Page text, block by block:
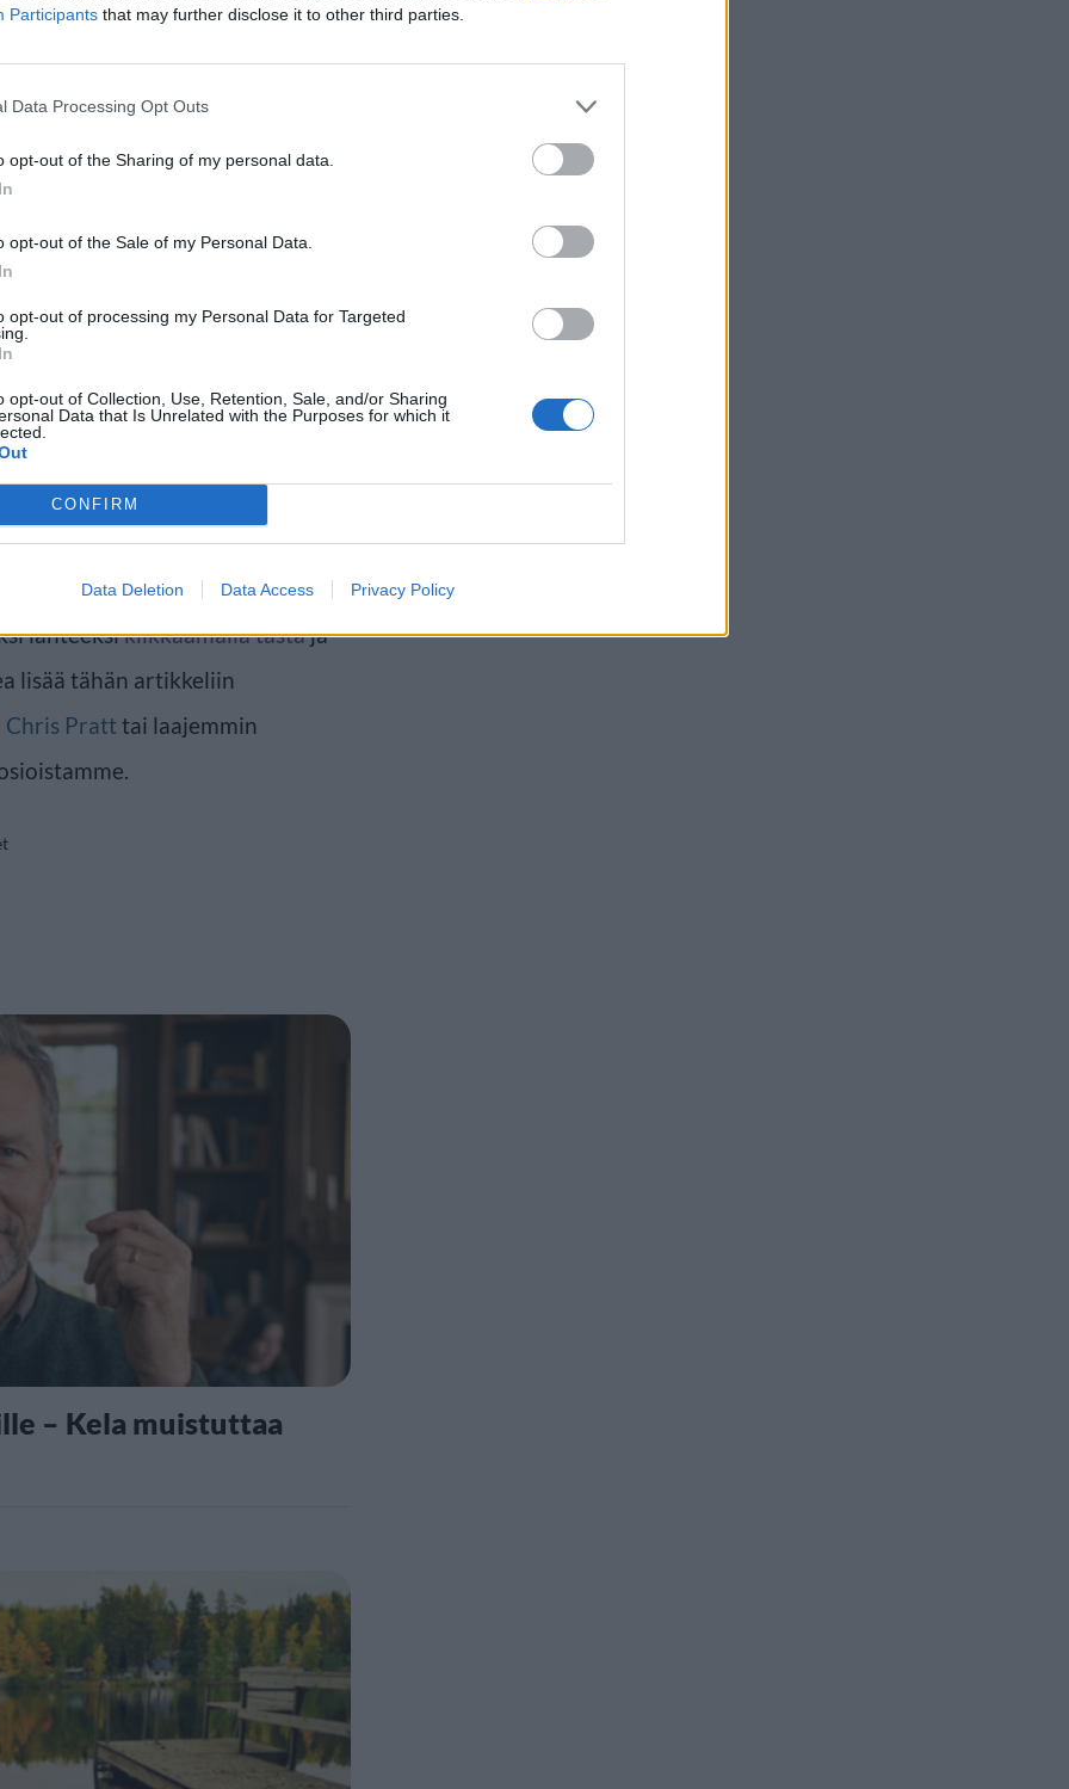
Participants that may further disclose it to other third parties.
Data Processing Opt Outs
opt-out of the Sharing of my personal data.
opt-out of the Sale of my Personal Data.
opt-out of processing my Personal Data for Targeted
opt-out of Collection, Use, Retention, Sale, and/or Sharing
Data that Is Unrelated with the Purposes for which it
CONFIRM
Data Deletion Data Access Privacy Policy
ensi
rakastavasta ja
on tullut
on seikkaillut
joissa hahmon
lähteeksiklikkaamalla tästäja
lisää tähän artikkeliin
Chris Pratttai laajemmin
– Kela muistuttaa